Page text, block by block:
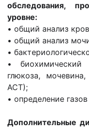
обследования,
уровне:
• общий анализ
• общий анализ
•
•
глюкоза,
АСТ);
• определение
Дополнительные